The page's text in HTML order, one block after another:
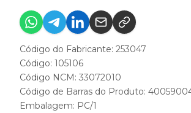
Código do Fabricante: 253047
Código: 105106
Código NCM: 33072010
Código de Barras do Produto:
Embalagem: PC/1